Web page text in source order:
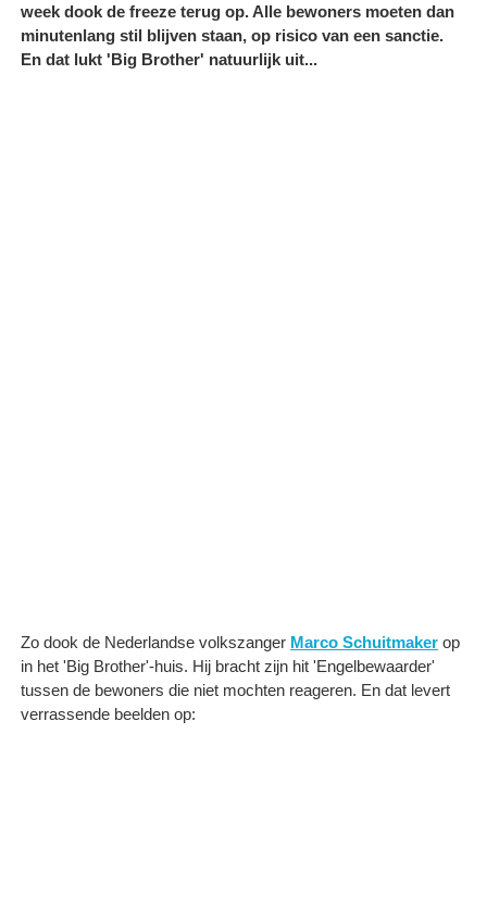
week dook de freeze terug op. Alle bewoners moeten dan
minutenlang stil blijven staan, op risico van een sanctie.
En dat lukt 'Big Brother' natuurlijk uit...
Zo dook de Nederlandse volkszanger Marco Schuitmaker op
in het 'Big Brother'-huis. Hij bracht zijn hit 'Engelbewaarder'
tussen de bewoners die niet mochten reageren. En dat levert
verrassende beelden op: